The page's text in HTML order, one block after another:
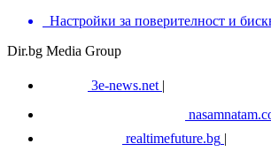
Настройки за поверителност и
Dir.bg Media Group
3e-news.net |
realtimefuture.bg |